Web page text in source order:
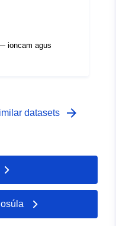
ioncam agus
datasets arrow_forward